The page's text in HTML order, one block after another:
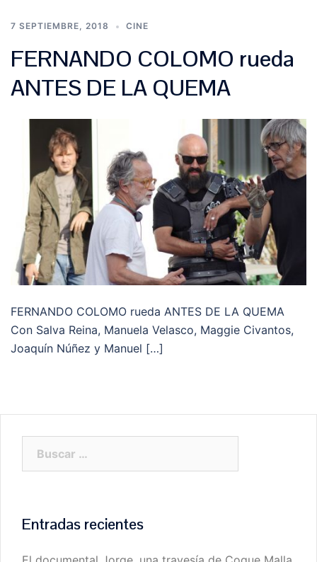
7 SEPTIEMBRE, 2018 CINE
FERNANDO COLOMO rueda
ANTES DE LA QUEMA
FERNANDO COLOMO rueda ANTES DE LA QUEMA
Con Salva Reina, Manuela Velasco, Maggie Civantos,
Joaquín Núñez y Manuel […]
Entradas recientes